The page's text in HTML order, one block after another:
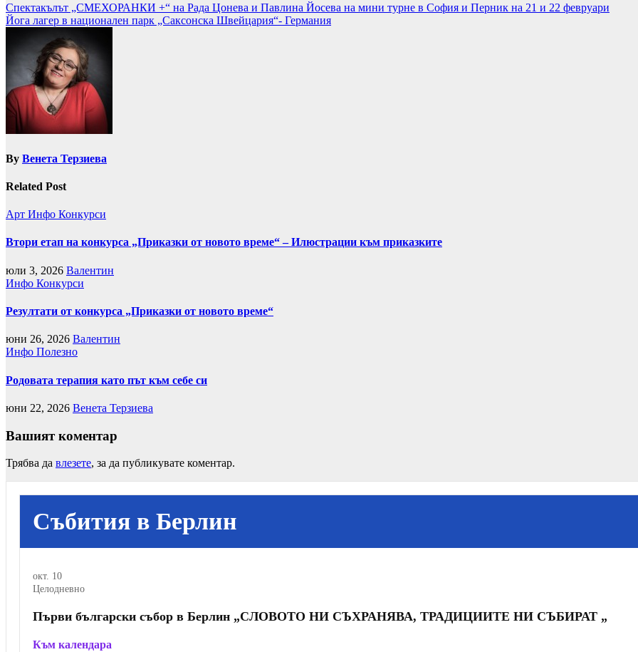
Навигация
Спектакълът „СМЕХОРАНКИ +“ на Рада Цонева и Павлина Йосева на мини турне в София и Перник на 21 и 22 февруари
Йога лагер в национален парк „Саксонска Швейцария“- Германия
By Венета Терзиева
Related Post
Арт Инфо Конкурси
Втори етап на конкурса „Приказки от новото време“ – Илюстрации към приказките
юли 3, 2026 Валентин
Инфо Конкурси
Резултати от конкурса „Приказки от новото време“
юни 26, 2026 Валентин
Инфо Полезно
Родовата терапия като път към себе си
юни 22, 2026 Венета Терзиева
Вашият коментар
Трябва да влезете, за да публикувате коментар.
Събития в Берлин
окт. 10
Целодневно
Първи български събор в Берлин „СЛОВОТО НИ СЪХРАНЯВА, ТРАДИЦИИТЕ НИ СЪБИРАТ „
Към календара